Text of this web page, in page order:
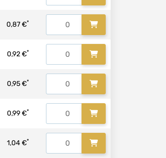
0,87 €*
0,92 €*
0,95 €*
0,99 €*
1,04 €*